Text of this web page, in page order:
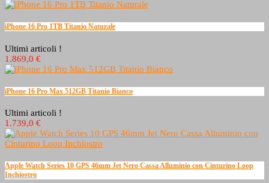
iPhone 16 Pro 1TB Titanio Naturale
Ultimi articoli !
1.869,0 €
iPhone 16 Pro Max 512GB Titanio Bianco
Ultimi articoli !
1.739,0 €
Apple Watch Series 10 GPS 46mm Jet Nero Cassa Alluminio con Cinturino Loop
Inchiostro